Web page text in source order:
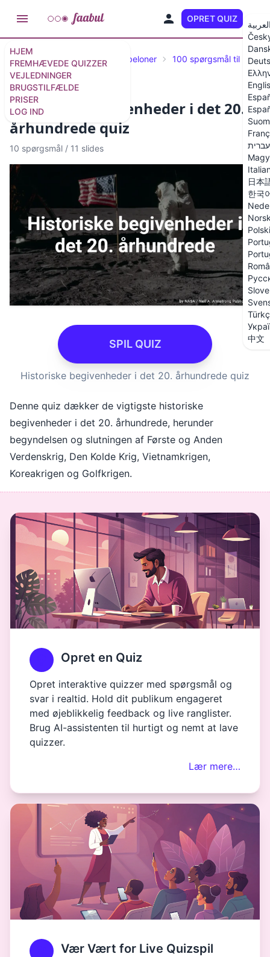
HJEM
FREMHÆVEDE QUIZZER
VEJLEDNINGER
BRUGSTILFÆLDE
PRISER
LOG IND
OPRET QUIZ
עברית
日本
한국
Polski
中文
Udvalgte quizzer og quiz-skabeloner 100 spørgsmål til
Historiske begivenheder i det 20.
århundrede quiz
10 spørgsmål / 11 slides
SPIL QUIZ
Historiske begivenheder i det 20. århundrede quiz
Denne quiz dækker de vigtigste historiske
begivenheder i det 20. århundrede, herunder
begyndelsen og slutningen af Første og Anden
Verdenskrig, Den Kolde Krig, Vietnamkrigen,
Koreakrigen og Golfkrigen.
Opret en Quiz
Opret interaktive quizzer med spørgsmål og
svar i realtid. Hold dit publikum engageret
med øjeblikkelig feedback og live ranglister.
Brug AI-assistenten til hurtigt og nemt at lave
quizzer.
Lær mere…
Vær Vært for Live Quizspil